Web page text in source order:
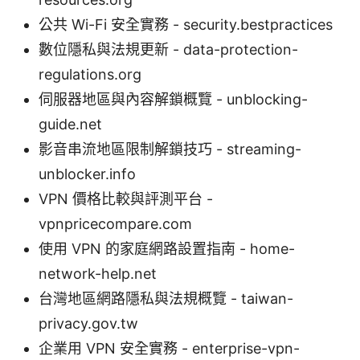
公共 Wi-Fi 安全實務 - security.bestpractices
數位隱私與法規更新 - data-protection-
regulations.org
伺服器地區與內容解鎖概覽 - unblocking-
guide.net
影音串流地區限制解鎖技巧 - streaming-
unblocker.info
VPN 價格比較與評測平台 -
vpnpricecompare.com
使用 VPN 的家庭網路設置指南 - home-
network-help.net
台灣地區網路隱私與法規概覽 - taiwan-
privacy.gov.tw
企業用 VPN 安全實務 - enterprise-vpn-